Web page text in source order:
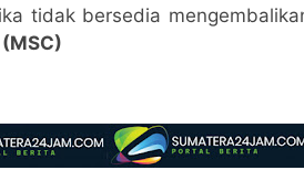
tidak bersedia
(MSC)